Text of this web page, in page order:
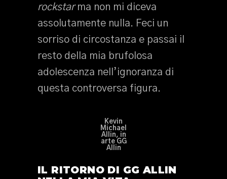
rockstarma non mi diceva
assolutamente nulla. Feci un
sorriso di circostanza e passai il
resto della mia brufolosa
adolescenza nell’ignoranza di
questa controversa figura.
Kevin
Michael
Allin, in
arte GG
Allin
IL RITORNO DI GG ALLIN